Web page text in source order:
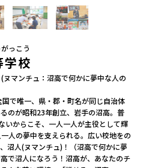
グイン
っこう
学校
ヌマンチュ：沼高で何かに夢中な人の
で唯一、県・郡・町名が同じ自治体
のが昭和23年創立、岩手の沼高。普
いからこそ、一人一人が主役として輝
人の夢中を支えられる。広い校地をの
沼人(ヌマンチュ)！（沼高で何かに夢
で沼人になろう！沼高が、あなたのチ